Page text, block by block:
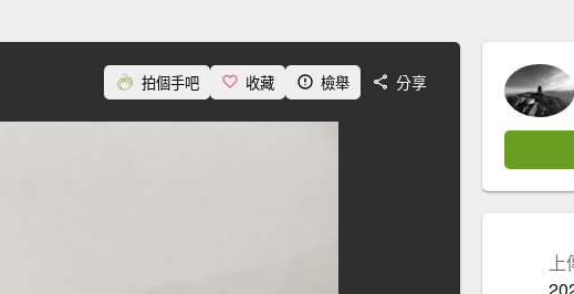
拍個手吧 收藏 檢舉 分享
上